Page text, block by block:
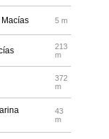
5 m
213
m
372
m
43
m